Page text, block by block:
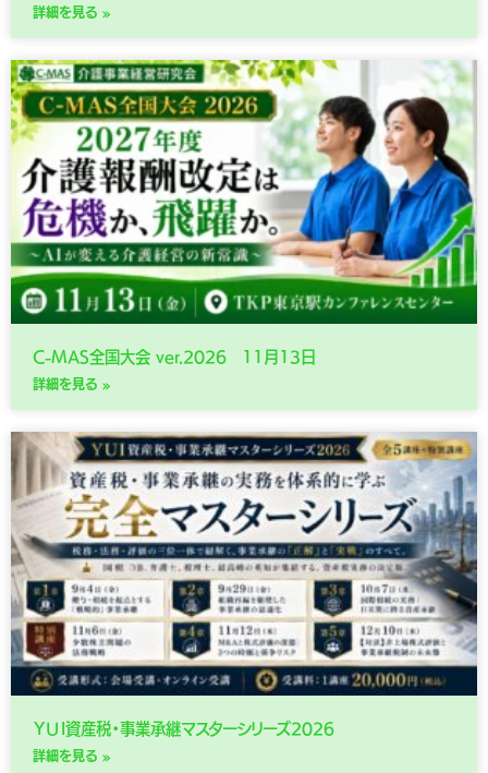
詳細を見る »
C-MAS全国大会 ver.2026 11月13日
詳細を見る »
ＹＵＩ資産税・事業承継マスターシリーズ2026
詳細を見る »